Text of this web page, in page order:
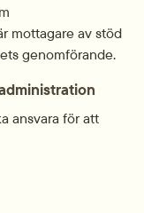
mottagare av stöd
genomförande.
ansvara för att